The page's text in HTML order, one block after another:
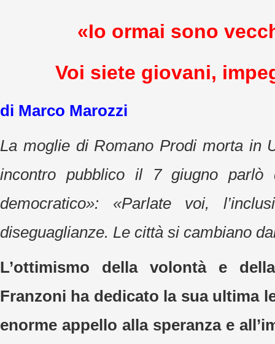
«Io ormai sono
Voi siete giovani,
di Marco Marozzi
La moglie di Romano Prodi morta in
incontro pubblico il 7 giugno parlò
democratico»: «Parlate voi,
diseguaglianze. Le città si cambiano
L’ottimismo della volontà e
Franzoni ha dedicato la sua ultima
enorme appello alla speranza e